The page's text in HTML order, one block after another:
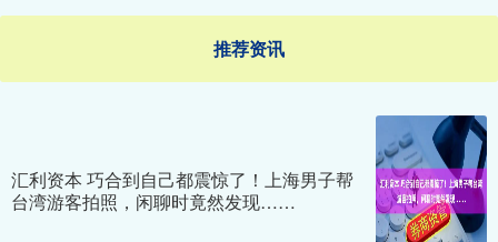
推荐资讯
汇利资本 巧合到自己都震惊了！上海男子帮
台湾游客拍照，闲聊时竟然发现……